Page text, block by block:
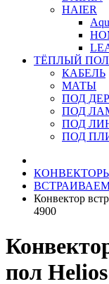
HAIER
ТЁПЛЫЙ ПОЛ
КАБЕЛЬ
МАТЫ
ПОД
ПОД
ПОД
ПОД
Конвектор
4900
пол